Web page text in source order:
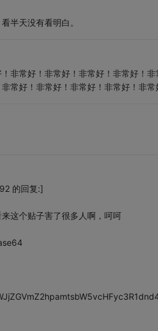
半天没有看明白。
非常好！非常好！非常好！非常好！
常好！非常好！非常好！非常好！非常
的回复:]
这个贴子害了很多人啊，呵呵